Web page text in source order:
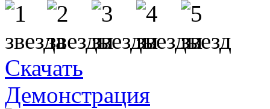
Скачать
Демонстрация